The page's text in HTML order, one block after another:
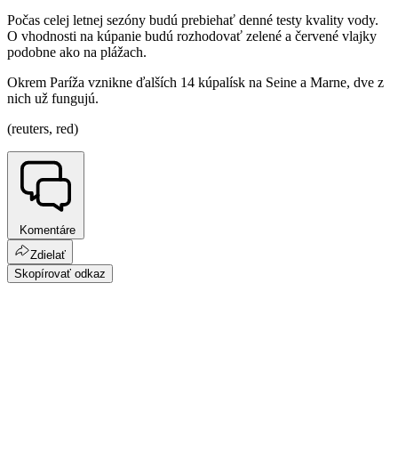
Počas celej letnej sezóny budú prebiehať denné testy kvality vody.
O vhodnosti na kúpanie budú rozhodovať zelené a červené vlajky
podobne ako na plážach.
Okrem Paríža vznikne ďalších 14 kúpalísk na Seine a Marne, dve z
nich už fungujú.
(reuters, red)
Komentáre
Zdielať
Skopírovať odkaz